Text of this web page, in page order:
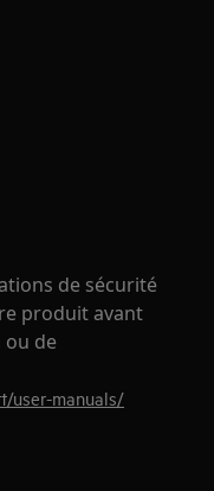
de sécurité
produit avant
de
user-manuals/